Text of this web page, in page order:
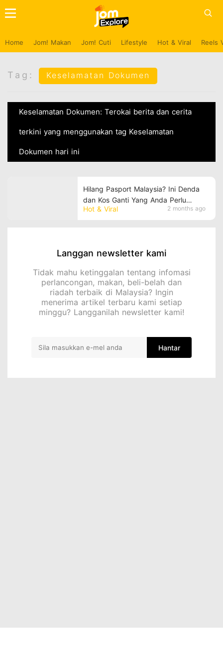
Home Jom! Makan Jom! Cuti Lifestyle Hot & Viral Reels
Tag: Keselamatan Dokumen
Keselamatan Dokumen: Terokai berita dan cerita
terkini yang menggunakan tag Keselamatan
Dokumen hari ini
Hot & Viral 2 months ago
Hilang Pasport Malaysia? Ini Denda
dan Kos Ganti Yang Anda Perlu
Tahu!
Langgan newsletter kami
Tidak mahu ketinggalan tentang infomasi
perlancongan, makan, beli-belah dan
riadah terbaik di Malaysia? Ingin
menerima artikel terbaru kami setiap
minggu? Langganilah newsletter kami!
Hantar